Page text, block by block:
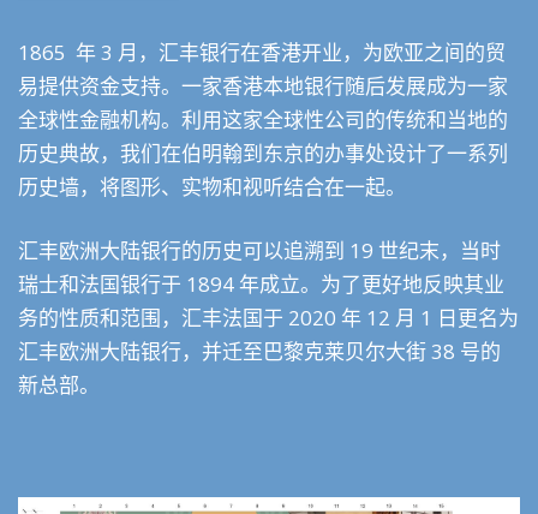
1865 年3 月，汇丰银行在香港开业，为欧亚之间的贸
易提供资金支持。一家香港本地银行随后发展成为一家
全球性金融机构。利用这家全球性公司的传统和当地的
历史典故，我们在伯明翰到东京的办事处设计了一系列
历史墙，将图形、实物和视听结合在一起。
汇丰欧洲大陆银行的历史可以追溯到 19 世纪末，当时
瑞士和法国银行于 1894年成立。为了更好地反映其业
务的性质和范围，汇丰法国于 2020 年 12 月 1 日更名为
汇丰欧洲大陆银行，并迁至巴黎克莱贝尔大街38 号的
新总部。